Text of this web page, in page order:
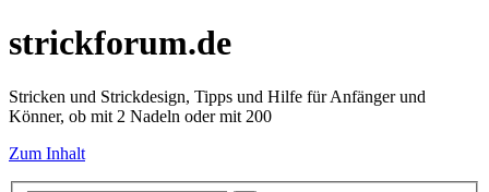
strickforum.de
Stricken und Strickdesign, Tipps und Hilfe für Anfänger und
Könner, ob mit 2 Nadeln oder mit 200
Zum Inhalt